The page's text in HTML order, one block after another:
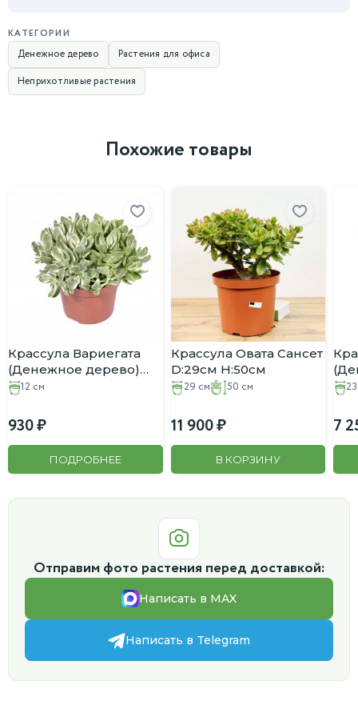
КАТЕГОРИИ
Денежное дерево
Растения для офиса
Неприхотливые растения
Похожие товары
Крассула Вариегата
(Денежное дерево)
D:12см
12 см
930
ПОДРОБНЕЕ
Крассула Овата Сансет
D:29см H:50см
29 см
50 см
11 900
В КОРЗИНУ
7
Отправим фото растения перед доставкой:
Написать в MAX
Написать в Telegram